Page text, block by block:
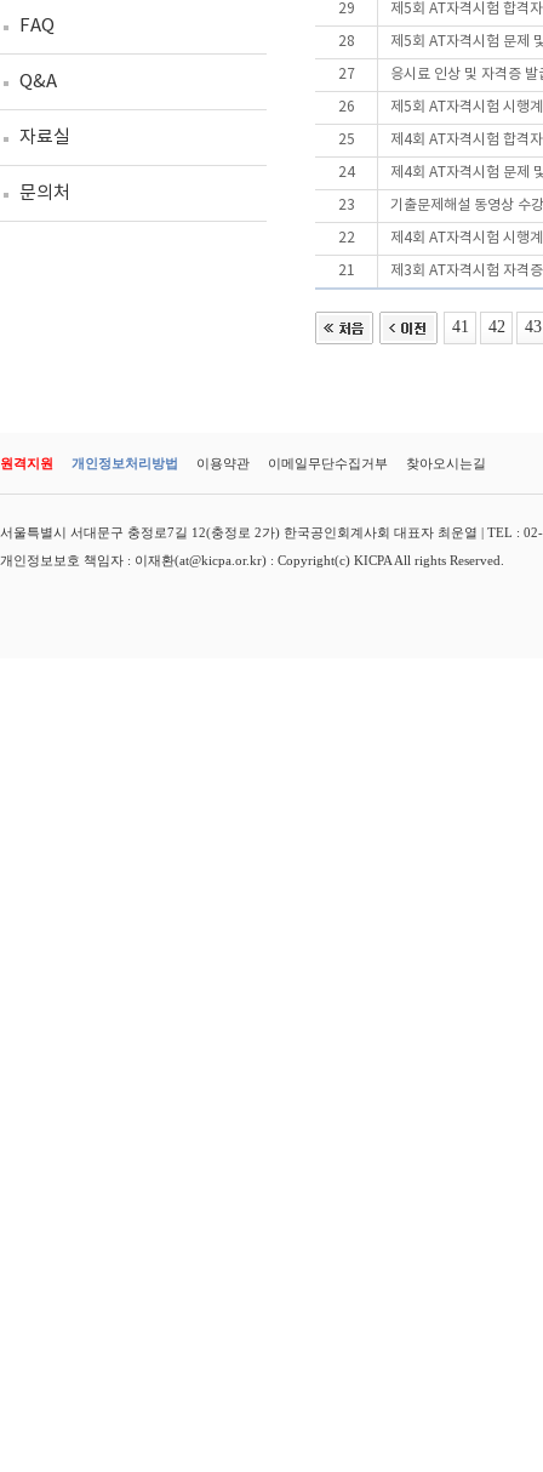
FAQ
Q&A
자료실
문의처
29 제5회 AT자격시험 합격
28 제5회 AT자격시험 문제
27 응시료 인상 및 자격증 발
26 제5회 AT자격시험 시행
25 제4회 AT자격시험 합격
24 제4회 AT자격시험 문제
23 기출문제해설 동영상 수
22 제4회 AT자격시험 시행
21 제3회 AT자격시험 자격
41 42 43
원격지원 개인정보처리방법 이용약관 이메일무단수집거부 찾아오시는길
서울특별시 서대문구 충정로7길 12(충정로 2가) 한국공인회계사회 대표자 최운열 | TEL :
개인정보보호 책임자 : 이재환(at@kicpa.or.kr) : Copyright(c) KICPA All rights Reserved.